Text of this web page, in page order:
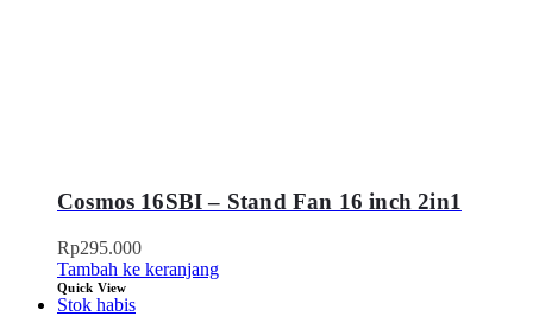
Cosmos 16SBI – Stand Fan 16 inch 2in1
Rp295.000
Tambah ke keranjang
Quick View
Stok habis